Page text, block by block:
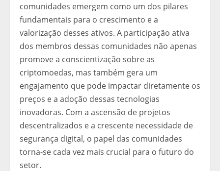
comunidades emergem como um dos pilares
fundamentais para o crescimento e a
valorização desses ativos. A participação ativa
dos membros dessas comunidades não apenas
promove a conscientização sobre as
criptomoedas, mas também gera um
engajamento que pode impactar diretamente os
preços e a adoção dessas tecnologias
inovadoras. Com a ascensão de projetos
descentralizados e a crescente necessidade de
segurança digital, o papel das comunidades
torna-se cada vez mais crucial para o futuro do
setor.